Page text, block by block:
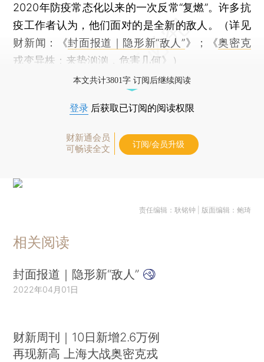
2020年防疫常态化以来的一次反常“复燃”。许多抗
疫工作者认为，他们面对的是全新的敌人。（详见
财新闻：《封面报道｜隐形新“敌人”》；《奥密克
戎变异株：来势汹汹，危害几何》）
本文共计3801字 订阅后继续阅读
登录 后获取已订阅的阅读权限
财新通会员
可畅读全文
订阅/会员升级
责任编辑：耿铭钟 | 版面编辑：鲍琦
相关阅读
封面报道｜隐形新“敌人”
2022年04月01日
财新周刊｜10日新增2.6万例
再现新高 上海大战奥密克戎